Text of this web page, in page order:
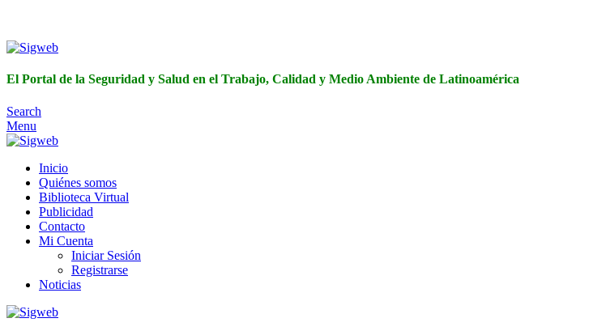
El Portal de la Seguridad y Salud en el Trabajo, Calidad y Medio Ambiente de Latinoamérica
Search
Menu
Inicio
Quiénes somos
Biblioteca Virtual
Publicidad
Contacto
Mi Cuenta
Iniciar Sesión
Registrarse
Noticias